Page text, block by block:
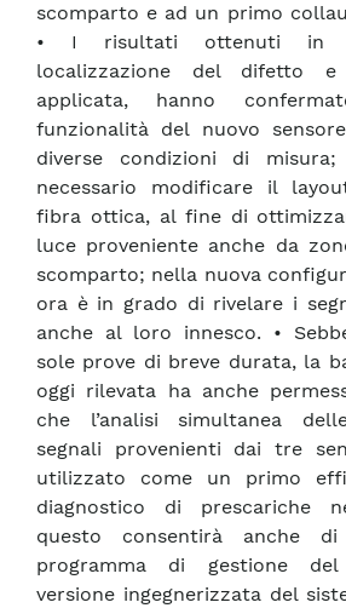
scomparto e ad un primo
• I risultati ottenuti in
localizzazione del difetto
applicata, hanno
funzionalità del nuovo
diverse condizioni di
necessario modificare il
fibra ottica, al fine di
luce proveniente anche da
scomparto; nella nuova
ora è in grado di rivelare i
anche al loro innesco. •
sole prove di breve durata, la
oggi rilevata ha anche
che l’analisi simultanea
segnali provenienti dai tre
utilizzato come un primo
diagnostico di prescariche
questo consentirà anche
programma di gestione
versione ingegnerizzata del